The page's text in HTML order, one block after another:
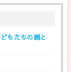
もたちの親と